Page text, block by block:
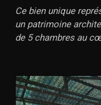
Ce bien unique
un patrimoine
de 5 chambres au